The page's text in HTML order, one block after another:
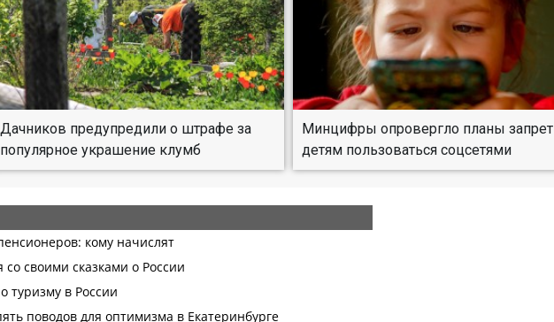
Дачников предупредили о штрафе за
популярное украшение клумб
Минцифры опровергло планы
детям пользоваться соцсетями